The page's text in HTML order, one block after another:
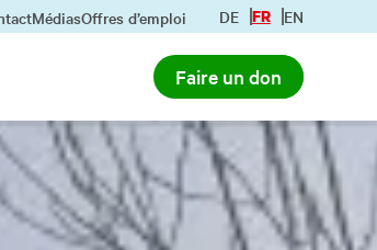
MédiasOffres d’emploi DE FR EN
Faire un don